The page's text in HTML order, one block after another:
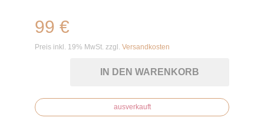
99 €
Preis inkl. 19% MwSt. zzgl. Versandkosten
IN DEN WARENKORB
ausverkauft